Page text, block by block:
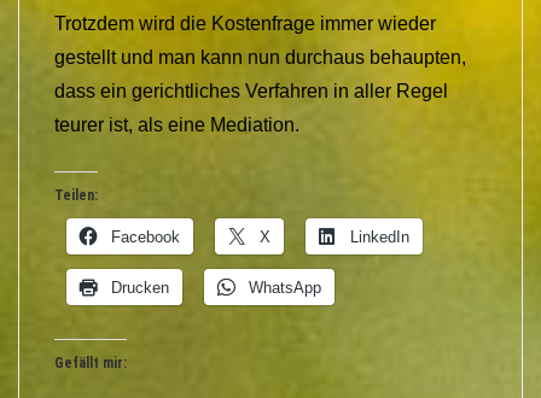
Trotzdem wird die Kostenfrage immer wieder
gestellt und man kann nun durchaus behaupten,
dass ein gerichtliches Verfahren in aller Regel
teurer ist, als eine Mediation.
Teilen:
Facebook X LinkedIn
Drucken WhatsApp
Gefällt mir: